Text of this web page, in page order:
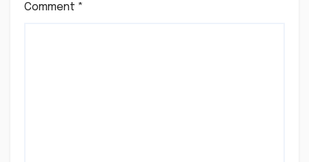
Comment *